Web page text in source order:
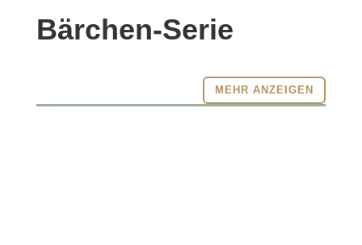
Bärchen-Serie
MEHR ANZEIGEN